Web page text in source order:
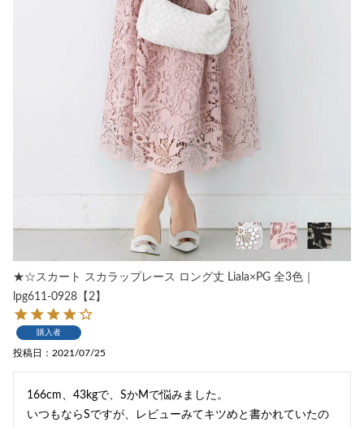
★☆スカート スカラップレース ロング丈 Liala×PG 全3色｜
lpg611-0928【2】
購入者
投稿日 2021/07/25
166cm、43kgで、SかMで悩みました。
いつもならSですが、レビューみてキツめと書かれていたの